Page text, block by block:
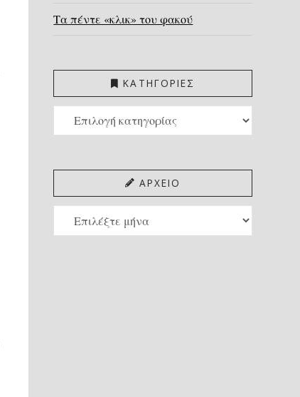
Τα πέντε «κλικ» του φακού
ΚΑΤΗΓΟΡΙΕΣ
ΚΑΤΗΓΟΡΙΕΣ
ΑΡΧΕΙΟ
ΑΡΧΕΙΟ